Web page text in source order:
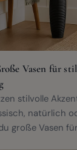
Vasen für
stilvolle
natürlich
große Vasen